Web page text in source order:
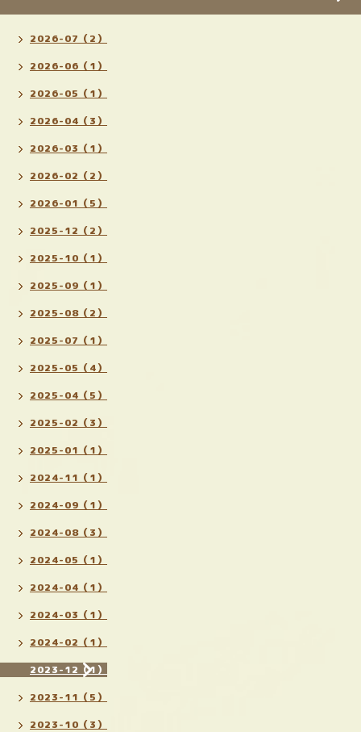
2026-07（2）
2026-06（1）
2026-05（1）
2026-04（3）
2026-03（1）
2026-02（2）
2026-01（5）
2025-12（2）
2025-10（1）
2025-09（1）
2025-08（2）
2025-07（1）
2025-05（4）
2025-04（5）
2025-02（3）
2025-01（1）
2024-11（1）
2024-09（1）
2024-08（3）
2024-05（1）
2024-04（1）
2024-03（1）
2024-02（1）
2023-12（1）
2023-11（5）
2023-10（3）